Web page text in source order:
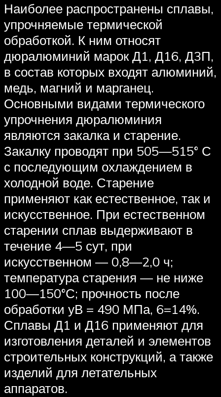
Наиболее распространены сплавы,
упрочняемые термической
обработкой. К ним относят
дюралюминий марок Д1, Д16, Д3П,
в состав которых входят алюминий,
медь, магний и марганец.
Основными видами термического
упрочнения дюралюминия
являются закалка и старение.
Закалку проводят при 505—515° С
с последующим охлаждением в
холодной воде. Старение
применяют как естественное, так и
искусственное. При естественном
старении сплав выдерживают в
течение 4—5 сут, при
искусственном — 0,8—2,0 ч;
температура старения — не ниже
100—150°С; прочность после
обработки уВ = 490 МПа, 6=14%.
Сплавы Д1 и Д16 применяют для
изготовления деталей и элементов
строительных конструкций, а также
изделий для летательных
аппаратов.